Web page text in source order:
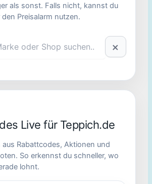
als sonst. Falls nicht, kannst du
den Preisalarm nutzen.
×
Live für Teppich.de
aus Rabattcodes, Aktionen und
So erkennst du schneller, wo
lohnt.